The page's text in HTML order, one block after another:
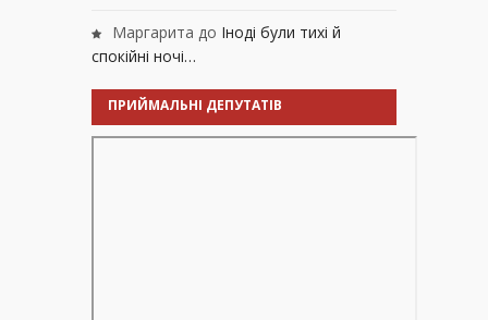
Маргарита до Іноді були тихі й
спокійні ночі…
ПРИЙМАЛЬНІ ДЕПУТАТІВ